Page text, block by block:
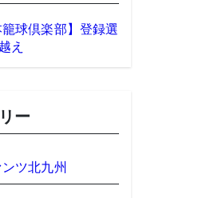
籠球倶楽部】登録選
え
ー
ツ北九州